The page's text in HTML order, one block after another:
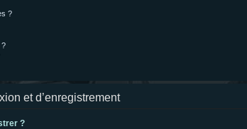
?
?
et d’enregistrement
?